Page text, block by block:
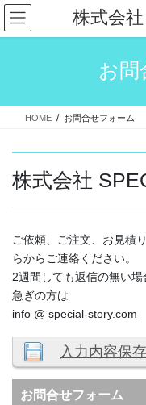
コ
ン
テ
ス
ナ
ビ
ゲ
ン
株式会
お問
HOME お問合せフォーム
株式会社
ご依頼、ご注文、お見積
らからご連絡ください。
2週間しても返信の無い
急ぎの方は
info @ special-story.com